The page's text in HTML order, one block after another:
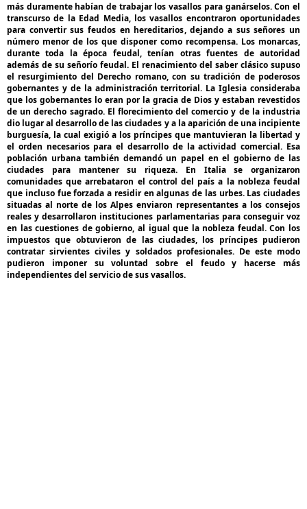
más duramente habían de trabajar los vasallos para ganárselos. Con el
transcurso de la Edad Media, los vasallos encontraron oportunidades
para convertir sus feudos en hereditarios, dejando a sus señores un
número menor de los que disponer como recompensa. Los monarcas,
durante toda la época feudal, tenían otras fuentes de autoridad
además de su señorío feudal. El renacimiento del saber clásico supuso
el resurgimiento del Derecho romano, con su tradición de poderosos
gobernantes y de la administración territorial. La Iglesia consideraba
que los gobernantes lo eran por la gracia de Dios y estaban revestidos
de un derecho sagrado. El florecimiento del comercio y de la industria
dio lugar al desarrollo de las ciudades y a la aparición de una incipiente
burguesía, la cual exigió a los príncipes que mantuvieran la libertad y
el orden necesarios para el desarrollo de la actividad comercial. Esa
población urbana también demandó un papel en el gobierno de las
ciudades para mantener su riqueza. En Italia se organizaron
comunidades que arrebataron el control del país a la nobleza feudal
que incluso fue forzada a residir en algunas de las urbes. Las ciudades
situadas al norte de los Alpes enviaron representantes a los consejos
reales y desarrollaron instituciones parlamentarias para conseguir voz
en las cuestiones de gobierno, al igual que la nobleza feudal. Con los
impuestos que obtuvieron de las ciudades, los príncipes pudieron
contratar sirvientes civiles y soldados profesionales. De este modo
pudieron imponer su voluntad sobre el feudo y hacerse más
independientes del servicio de sus vasallos.